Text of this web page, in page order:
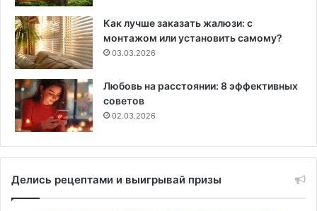
Как лучше заказать жалюзи: с
монтажом или установить самому?
03.03.2026
Любовь на расстоянии: 8 эффективных
советов
02.03.2026
Делись рецептами и выигрывай призы